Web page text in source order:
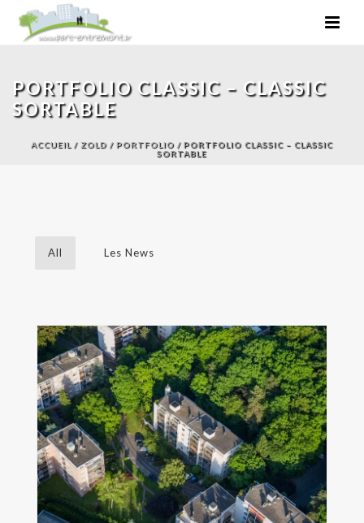
PORTFOLIO CLASSIC – CLASSIC
SORTABLE
ACCUEIL / ZOLD / PORTFOLIO / PORTFOLIO CLASSIC – CLASSIC
SORTABLE
All Les News